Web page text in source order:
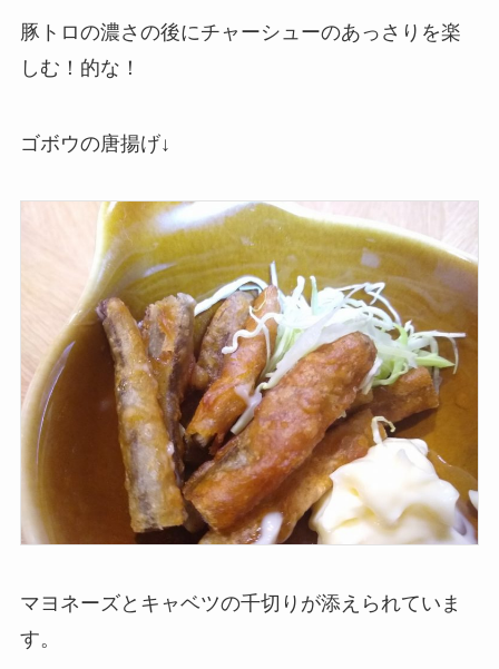
豚トロの濃さの後にチャーシューのあっさりを楽
しむ！的な！
ゴボウの唐揚げ↓
マヨネーズとキャベツの千切りが添えられていま
す。